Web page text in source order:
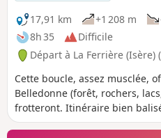
la levée de cet arrêté.
17,91 km
+1 208 m
8h 35
Difficile
Départ à La Ferrière (Isère)
Cette boucle, assez musclée,
Belledonne (forêt, rochers,
frotteront. Itinéraire bien
trace au sol inratable tout du